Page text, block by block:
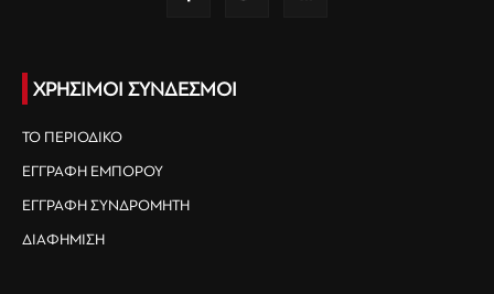
ΧΡΗΣΙΜΟΙ ΣΥΝΔΕΣΜΟΙ
ΤΟ ΠΕΡΙΟΔΙΚΟ
ΕΓΓΡΑΦΗ ΕΜΠΟΡΟΥ
ΕΓΓΡΑΦΗ ΣΥΝΔΡΟΜΗΤΗ
ΔΙΑΦΗΜΙΣΗ